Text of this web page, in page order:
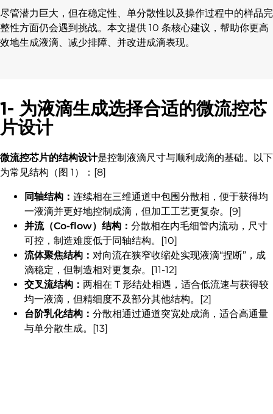
尽管潜力巨大，但在稳定性、单分散性以及操作过程中的样品完
整性方面仍会遇到挑战。本文提供 10 条核心建议，帮助你更高
效地生成液滴、减少排障、并改进成滴表现。
1- 为液滴生成选择合适的微流控芯
片设计
微流控芯片的结构设计是控制液滴尺寸与顺利成滴的基础。以下
为常见结构（图 1）：[8]
同轴结构： 连续相在三维通道中包围分散相，便于获得均
一液滴并更好地控制成滴，但加工工艺更复杂。[9]
并流（Co-flow）结构： 分散相在内毛细管内流动，尺寸
可控，制造难度低于同轴结构。[10]
流体聚焦结构： 对向流在狭窄收缩处实现液滴“捏断”，成
滴稳定，但制造相对更复杂。[11-12]
交叉流结构： 两相在 T 形结处相遇，适合低流速与获得较
均一液滴，但精细度不及部分其他结构。[2]
台阶乳化结构： 分散相通过通道突宽处成滴，适合高通量
与单分散生成。[13]